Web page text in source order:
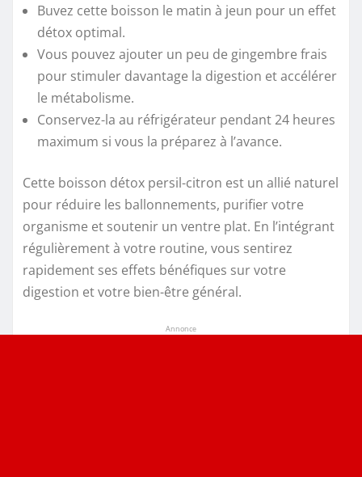
Buvez cette boisson le matin à jeun pour un effet
détox optimal.
Vous pouvez ajouter un peu de gingembre frais
pour stimuler davantage la digestion et accélérer
le métabolisme.
Conservez-la au réfrigérateur pendant 24 heures
maximum si vous la préparez à l’avance.
Cette boisson détox persil-citron est un allié naturel
pour réduire les ballonnements, purifier votre
organisme et soutenir un ventre plat. En l’intégrant
régulièrement à votre routine, vous sentirez
rapidement ses effets bénéfiques sur votre
digestion et votre bien-être général.
Annonce